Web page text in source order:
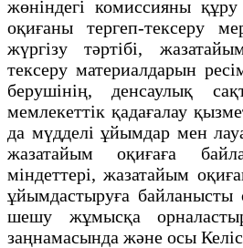
жөніндегі комиссияны құру
оқиғаны тергеп-тексеру
жүргізу тәртібі,
тексеру материалдарын
берушінің, денсаулық
мемлекеттік қадағалау
да мүдделі ұйымдар мен
жазатайым оқиғаға
міндеттері, жазатайым
ұйымдастыруға байланысты
шешу жұмысқа
заңнамасында және осы